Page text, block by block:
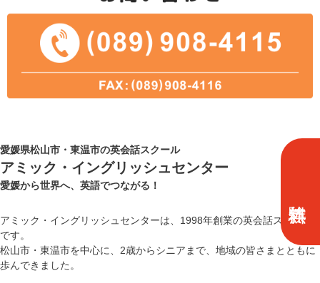
愛媛県松山市・東温市の英会話スクール
アミック・イングリッシュセンター
愛媛から世界へ、英語でつながる！
アミック・イングリッシュセンターは、1998年創業の英会話スクール
です。
松山市・東温市を中心に、2歳からシニアまで、地域の皆さまとともに
歩んできました。